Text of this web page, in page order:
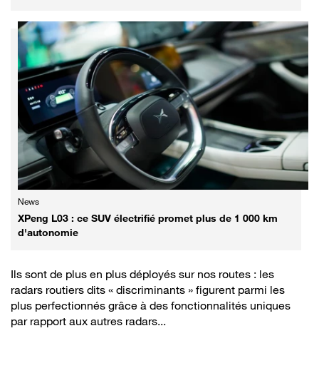
News
XPeng L03 : ce SUV électrifié promet plus de 1 000 km
d'autonomie
Ils sont de plus en plus déployés sur nos routes : les
radars routiers dits « discriminants » figurent parmi les
plus perfectionnés grâce à des fonctionnalités uniques
par rapport aux autres radars...